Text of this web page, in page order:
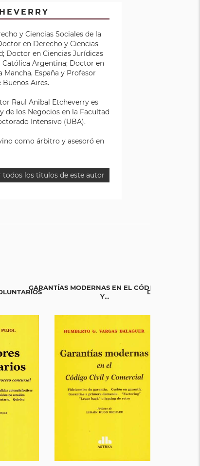
y Ciencias Sociales de la
en Derecho y Ciencias
Doctor en Ciencias Jurídicas
Católica Argentina; Doctor en
España y Profesor
Aires.
Raul Anibal Etcheverry es
de los Negocios en la Facultad
Intensivo (UBA).
como árbitro y asesoró en
todos los titulos de este autor
GARANTÍAS MODERNAS EN EL CÓDIGO CIVIL
Y...
DERECHO